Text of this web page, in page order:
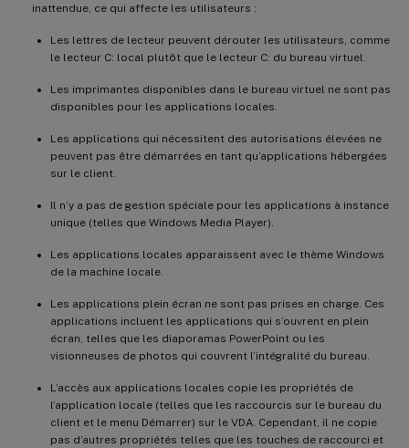
inattendue, ce qui affecte les utilisateurs :
Les lettres de lecteur peuvent dérouter les utilisateurs, comme
le lecteur C: local plutôt que le lecteur C: du bureau virtuel.
Les imprimantes disponibles dans le bureau virtuel ne sont pas
disponibles pour les applications locales.
Les applications qui nécessitent des autorisations élevées ne
peuvent pas être démarrées en tant qu’applications hébergées
sur le client.
Il n’y a pas de gestion spéciale pour les applications à instance
unique (telles que Windows Media Player).
Les applications locales apparaissent avec le thème Windows
de la machine locale.
Les applications plein écran ne sont pas prises en charge. Ces
applications incluent les applications qui s’ouvrent en plein
écran, telles que les diaporamas PowerPoint ou les
visionneuses de photos qui couvrent l’intégralité du bureau.
L’accès aux applications locales copie les propriétés de
l’application locale (telles que les raccourcis sur le bureau du
client et le menu Démarrer) sur le VDA. Cependant, il ne copie
pas d’autres propriétés telles que les touches de raccourci et